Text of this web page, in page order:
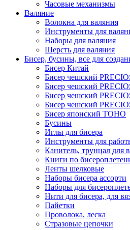
Часовые механизмы
Валяние
Волокна для валяния
Инструменты для
Наборы для валяния
Шерсть для валяния
Бисер, бусины, все для
Бисер Китай
Бисер чешский
Бисер чешский
Бисер чешский
Бисер чешский
Бисер японский TOHO
Бусины
Иглы для бисера
Инструменты для
Канитель, трунцал для
Книги по
Ленты шелковые
Наборы бисера ассорти
Наборы для
Нити для бисера, для
Пайетки
Проволока, леска
Стразовые цепочки